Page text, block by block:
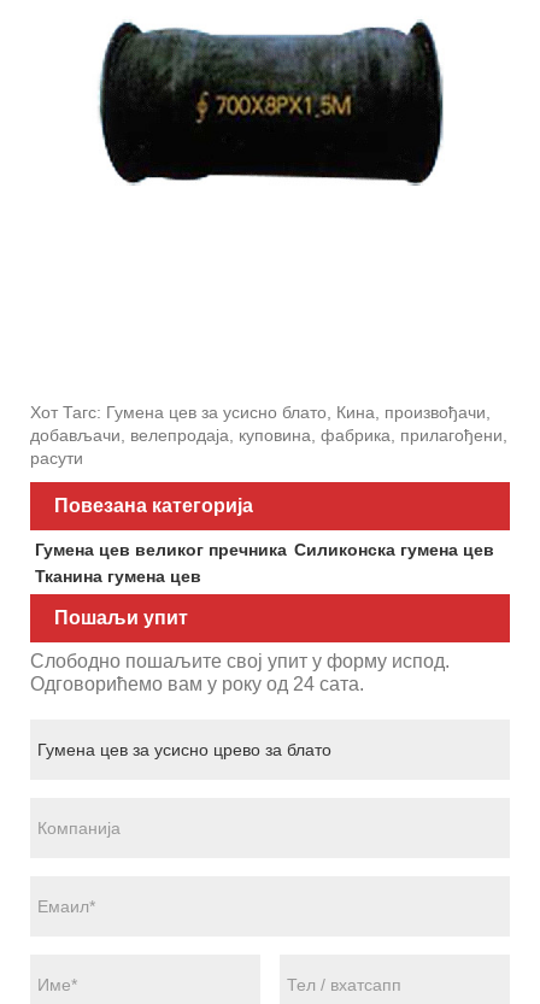
Хот Тагс: Гумена цев за усисно блато, Кина, произвођачи,
добављачи, велепродаја, куповина, фабрика, прилагођени,
расути
Повезана категорија
Гумена цев великог пречника Силиконска гумена цев
Тканина гумена цев
Пошаљи упит
Слободно пошаљите свој упит у форму испод.
Одговорићемо вам у року од 24 сата.